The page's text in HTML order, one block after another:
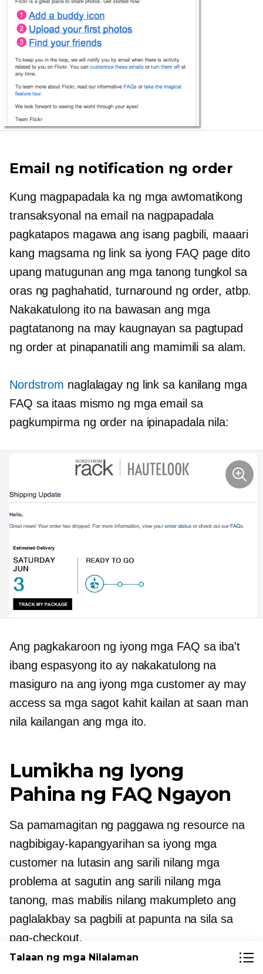
Email ng notification ng order
Kung magpapadala ka ng mga awtomatikong
transaksyonal na email na nagpapadala
pagkatapos magawa ang isang pagbili, maaari
kang magsama ng link sa iyong FAQ page dito
upang matugunan ang mga tanong tungkol sa
oras ng paghahatid, turnaround ng order, atbp.
Nakakatulong ito na bawasan ang mga
pagtatanong na may kaugnayan sa pagtupad
ng order at pinapanatili ang mamimili sa alam.
Nordstrom naglalagay ng link sa kanilang mga
FAQ sa itaas mismo ng mga email sa
pagkumpirma ng order na ipinapadala nila:
Ang pagkakaroon ng iyong mga FAQ sa iba't
ibang espasyong ito ay nakakatulong na
masiguro na ang iyong mga customer ay may
access sa mga sagot kahit kailan at saan man
nila kailangan ang mga ito.
Lumikha ng Iyong
Pahina ng FAQ Ngayon
Sa pamamagitan ng paggawa ng resource na
nagbibigay-kapangyarihan sa iyong mga
customer na lutasin ang sarili nilang mga
problema at sagutin ang sarili nilang mga
tanong, mas mabilis nilang makumpleto ang
paglalakbay sa pagbili at papunta na sila sa
pag-checkout.
Talaan ng mga Nilalaman